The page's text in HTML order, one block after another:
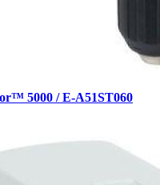
5000 / E-A51ST060